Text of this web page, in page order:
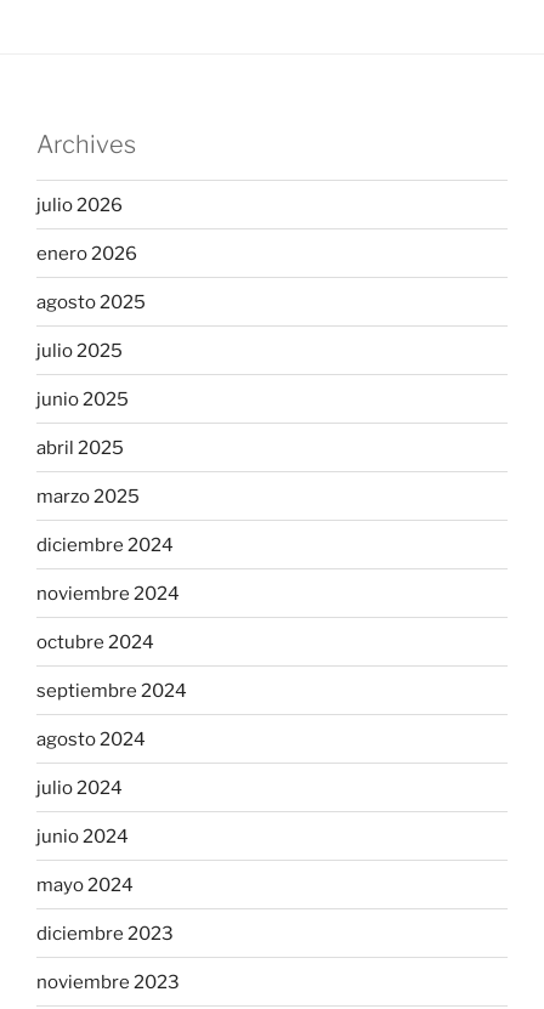
Archives
julio 2026
enero 2026
agosto 2025
julio 2025
junio 2025
abril 2025
marzo 2025
diciembre 2024
noviembre 2024
octubre 2024
septiembre 2024
agosto 2024
julio 2024
junio 2024
mayo 2024
diciembre 2023
noviembre 2023